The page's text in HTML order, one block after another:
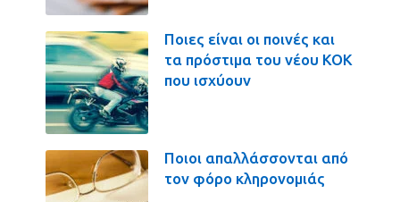
Ποιες είναι οι ποινές και
τα πρόστιμα του νέου ΚΟΚ
που ισχύουν
Ποιοι απαλλάσσονται από
τον φόρο κληρονομιάς